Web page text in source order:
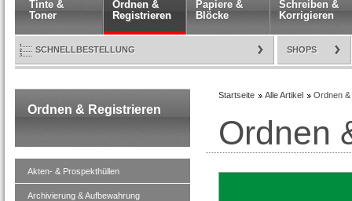
Tinte &
Toner
Ordnen &
Registrieren
Papiere &
Blöcke
Schreiben &
Korrigieren
SCHNELLBESTELLUNG SHOPS
Ordnen & Registrieren
Akten- & Prospekthüllen
Archivierung & Aufbewahrung
Startseite Alle Artikel Ordnen
Ordnen